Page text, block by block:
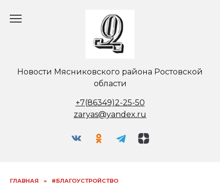
Новости Мясниковского района Ростовской
области
+7(86349)2-25-50
zaryas@yandex.ru
ГЛАВНАЯ » #БЛАГОУСТРОЙСТВО